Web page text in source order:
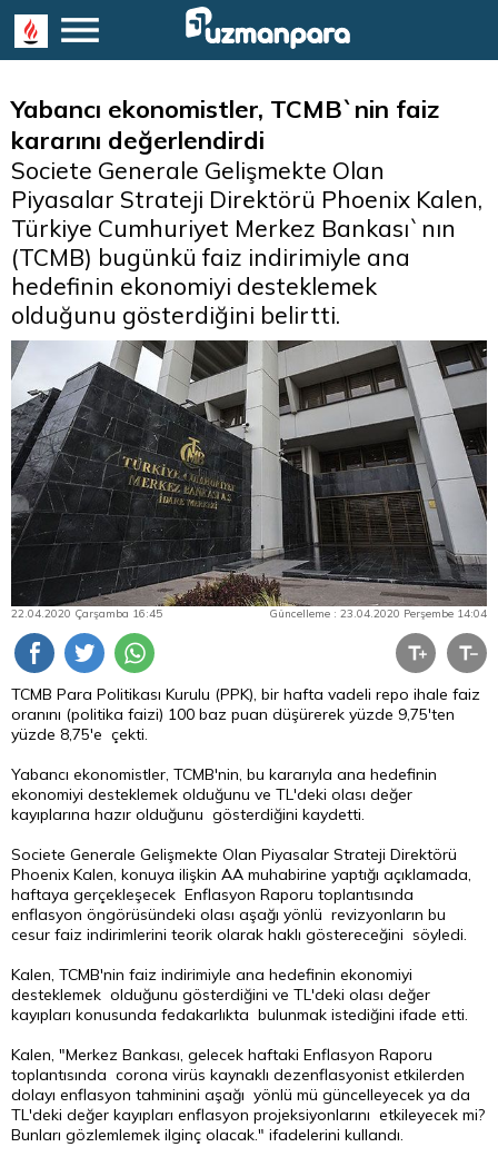
Yabancı ekonomistler, TCMB`nin faiz
kararını değerlendirdi
Societe Generale Gelişmekte Olan
Piyasalar Strateji Direktörü Phoenix Kalen,
Türkiye Cumhuriyet Merkez Bankası`nın
(TCMB) bugünkü faiz indirimiyle ana
hedefinin ekonomiyi desteklemek
olduğunu gösterdiğini belirtti.
22.04.2020 Çarşamba 16:45 Güncelleme : 23.04.2020 Perşembe 14:04
TCMB Para Politikası Kurulu (PPK), bir hafta vadeli repo ihale faiz
oranını (politika faizi) 100 baz puan düşürerek yüzde 9,75'ten
yüzde 8,75'e çekti.
Yabancı ekonomistler, TCMB'nin, bu kararıyla ana hedefinin
ekonomiyi desteklemek olduğunu ve TL'deki olası değer
kayıplarına hazır olduğunu gösterdiğini kaydetti.
Societe Generale Gelişmekte Olan Piyasalar Strateji Direktörü
Phoenix Kalen, konuya ilişkin AA muhabirine yaptığı açıklamada,
haftaya gerçekleşecek Enflasyon Raporu toplantısında
enflasyon öngörüsündeki olası aşağı yönlü revizyonların bu
cesur faiz indirimlerini teorik olarak haklı göstereceğini söyledi.
Kalen, TCMB'nin faiz indirimiyle ana hedefinin ekonomiyi
desteklemek olduğunu gösterdiğini ve TL'deki olası değer
kayıpları konusunda fedakarlıkta bulunmak istediğini ifade etti.
Kalen, "Merkez Bankası, gelecek haftaki Enflasyon Raporu
toplantısında corona virüs kaynaklı dezenflasyonist etkilerden
dolayı enflasyon tahminini aşağı yönlü mü güncelleyecek ya da
TL'deki değer kayıpları enflasyon projeksiyonlarını etkileyecek mi?
Bunları gözlemlemek ilginç olacak." ifadelerini kullandı.